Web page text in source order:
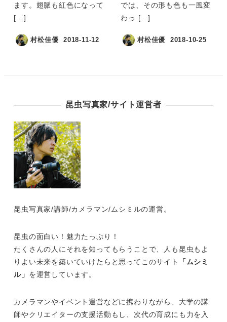
ます。翅脈も紅色になって
[…]
村松佳優 2018-11-12
では、その形も色も一風変
わっ […]
村松佳優 2018-10-25
昆虫写真家/サイト運営者
昆虫写真家/講師/カメラマン/ムシミルの運営。
昆虫の面白い！魅力たっぷり！
たくさんの人にそれを知ってもらうことで、人も昆虫もよ
りよい未来を築いていけたらと思ってこのサイト
「ムシミ
ル」 を運営しています。
カメラマンやイベント運営などに携わりながら、大学の講
師やクリエイターの支援活動もし、次代の育成にも力を入